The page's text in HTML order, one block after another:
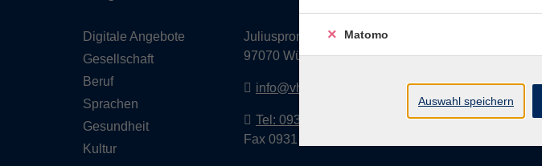
Digitale Angebote
Gesellschaft
Beruf
Sprachen
Gesundheit
Kultur
Juliuspromenade 68
97070 Würzburg
info@vhs-wuerzburg.de
Tel: 0931 35593 0
Fax 0931 35593-20
Matomo
Auswahl speichern